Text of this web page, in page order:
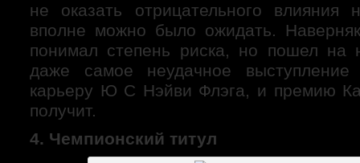
не оказать отрицательного влияния
вполне можно было ожидать.
понимал степень риска, но пошел на
даже самое неудачное
карьеру Ю С Нэйви Флэга, и премию
получит.
4. Чемпионский титул